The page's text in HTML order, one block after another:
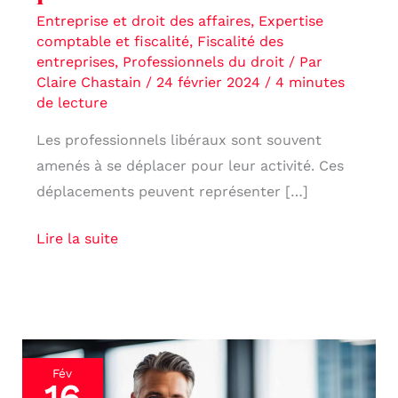
Entreprise et droit des affaires, Expertise
comptable et fiscalité, Fiscalité des
entreprises, Professionnels du droit/ Par
Claire Chastain / 24 février 2024 / 4 minutes
de lecture
Les professionnels libéraux sont souvent
amenés à se déplacer pour leur activité. Ces
déplacements peuvent représenter […]
Lire la suite
Fév
Investissement